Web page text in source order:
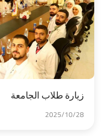
زيارة طلاب الجامعة
2025/10/28